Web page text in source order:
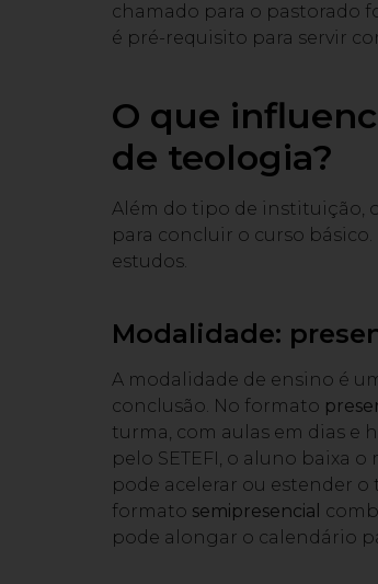
chamado para o pastorado
é pré-requisito para servir
O que
de teologia?
Além do tipo de instituição,
para concluir o curso
estudos.
Modalidade:
A modalidade de ensino é
conclusão. No formato
turma, com aulas em dias e
pelo SETEFI, o aluno baixa
pode acelerar ou estender
formato semipresencial
pode alongar o calendário